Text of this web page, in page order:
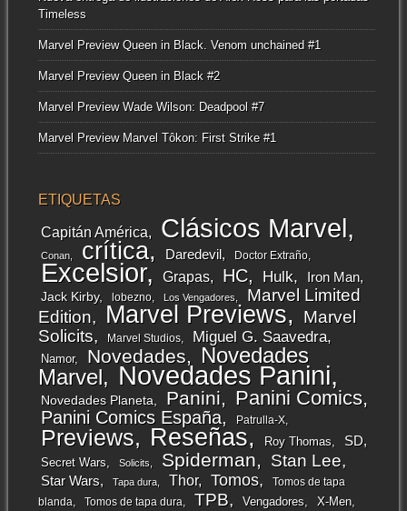
Timeless
Marvel Preview Queen in Black. Venom unchained #1
Marvel Preview Queen in Black #2
Marvel Preview Wade Wilson: Deadpool #7
Marvel Preview Marvel Tôkon: First Strike #1
ETIQUETAS
Capitán América Clásicos Marvel
Conan crítica Daredevil Doctor Extraño
Excelsior Grapas HC Hulk Iron Man
Jack Kirby lobezno Los Vengadores
Marvel Limited
Edition
Marvel Previews
Marvel
Solicits
Marvel Studios Miguel G. Saavedra
Namor Novedades
Novedades
Marvel
Novedades Panini
Novedades Planeta Panini Panini Comics
Panini Comics España Patrulla-X
Previews Reseñas Roy Thomas SD
Secret Wars Solicits Spiderman Stan Lee
Star Wars Tapa dura Thor Tomos
Tomos de tapa
blanda
Tomos de tapa dura TPB Vengadores X-Men